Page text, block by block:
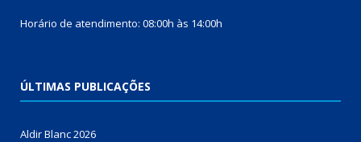
Horário de atendimento: 08:00h às 14:00h
ÚLTIMAS PUBLICAÇÕES
Aldir Blanc 2026